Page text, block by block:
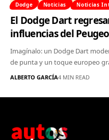
Dodge Noticias Noticias
El Dodge Dart
influencias del
Imagínalo: un Dodge Dart
de punta y un toque europeo
ALBERTO GARCÍA4 MIN READ